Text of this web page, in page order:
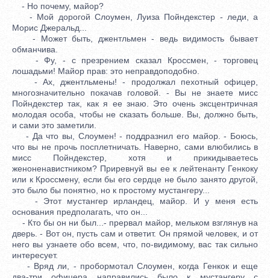
- Но почему, майор?
- Мой дорогой Слоумен, Луиза Пойндекстер - леди, а
Морис Джеральд...
- Может быть, джентльмен - ведь видимость бывает
обманчива.
- Фу, - с презрением сказал Кроссмен, - торговец
лошадьми! Майор прав: это неправдоподобно.
- Ах, джентльмены! - продолжал пехотный офицер,
многозначительно покачав головой. - Вы не знаете мисс
Пойндекстер так, как я ее знаю. Это очень эксцентричная
молодая особа, чтобы не сказать больше. Вы, должно быть,
и сами это заметили.
- Да что вы, Слоумен! - поддразнил его майор. - Боюсь,
что вы не прочь посплетничать. Наверно, сами влюбились в
мисс Пойндекстер, хотя и прикидываетесь
женоненавистником? Приревнуй вы ее к лейтенанту Генкоку
или к Кроссмену, если бы его сердце не было занято другой,
это было бы понятно, но к простому мустангеру...
- Этот мустангер ирландец, майор. И у меня есть
основания предполагать, что он...
- Кто бы он ни был...- прервал майор, мельком взглянув на
дверь. - Вот он, пусть сам и ответит. Он прямой человек, и от
него вы узнаете обо всем, что, по-видимому, вас так сильно
интересует.
- Вряд ли, - пробормотал Слоумен, когда Генкок и еще